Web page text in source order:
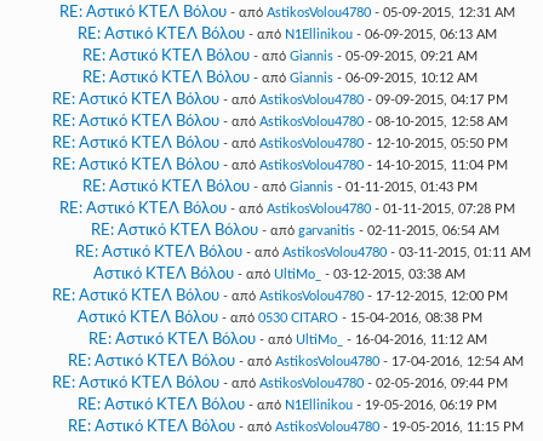
RE: Αστικό ΚΤΕΛ Βόλου - από AstikosVolou4780 - 05-09-2015, 12:31 AM
RE: Αστικό ΚΤΕΛ Βόλου - από N1Ellinikou - 06-09-2015, 06:13 AM
RE: Αστικό ΚΤΕΛ Βόλου - από Giannis- 05-09-2015, 09:21 AM
RE: Αστικό ΚΤΕΛ Βόλου - από Giannis- 06-09-2015, 10:12 AM
RE: Αστικό ΚΤΕΛ Βόλου - από AstikosVolou4780- 09-09-2015, 04:17 PM
RE: Αστικό ΚΤΕΛ Βόλου - από AstikosVolou4780- 08-10-2015, 12:58 AM
RE: Αστικό ΚΤΕΛ Βόλου - από AstikosVolou4780- 12-10-2015, 05:50 PM
RE: Αστικό ΚΤΕΛ Βόλου - από AstikosVolou4780- 14-10-2015, 11:04 PM
RE: Αστικό ΚΤΕΛ Βόλου - από Giannis- 01-11-2015, 01:43 PM
RE: Αστικό ΚΤΕΛ Βόλου - από AstikosVolou4780 - 01-11-2015, 07:28 PM
RE: Αστικό ΚΤΕΛ Βόλου - από garvanitis - 02-11-2015, 06:54 AM
RE: Αστικό ΚΤΕΛ Βόλου - από AstikosVolou4780 - 03-11-2015, 01:11 AM
Αστικό ΚΤΕΛ Βόλου - από UltiMo_ - 03-12-2015, 03:38 AM
RE: Αστικό ΚΤΕΛ Βόλου - από AstikosVolou4780- 17-12-2015, 12:00 PM
Αστικό ΚΤΕΛ Βόλου - από 0530 CITARO- 15-04-2016, 08:38 PM
RE: Αστικό ΚΤΕΛ Βόλου - από UltiMo_ - 16-04-2016, 11:12 AM
RE: Αστικό ΚΤΕΛ Βόλου - από AstikosVolou4780- 17-04-2016, 12:54 AM
RE: Αστικό ΚΤΕΛ Βόλου - από AstikosVolou4780- 02-05-2016, 09:44 PM
RE: Αστικό ΚΤΕΛ Βόλου - από N1Ellinikou - 19-05-2016, 06:19 PM
RE: Αστικό ΚΤΕΛ Βόλου - από AstikosVolou4780- 19-05-2016, 11:15 PM